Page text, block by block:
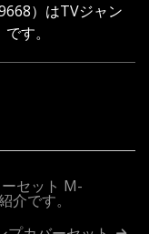
）はTVジャン
す。
セット M-
介です。